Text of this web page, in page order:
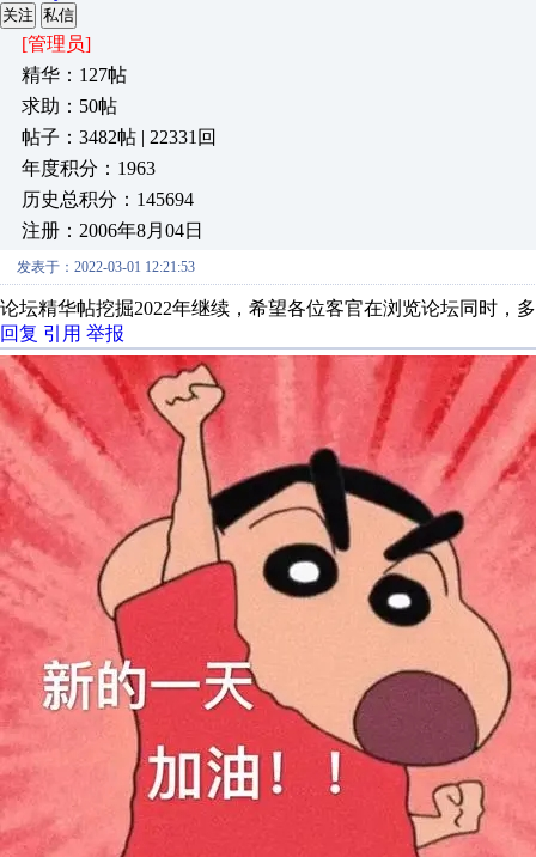
关注 私信
[管理员]
精华：127帖
求助：50帖
帖子：3482帖 | 22331回
年度积分：1963
历史总积分：145694
注册：2006年8月04日
发表于：2022-03-01 12:21:53
论坛精华帖挖掘2022年继续，希望各位客官在浏览论坛同时，
回复 引用 举报